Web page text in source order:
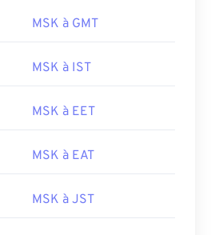
MSK à GMT
MSK à IST
MSK à EET
MSK à EAT
MSK à JST